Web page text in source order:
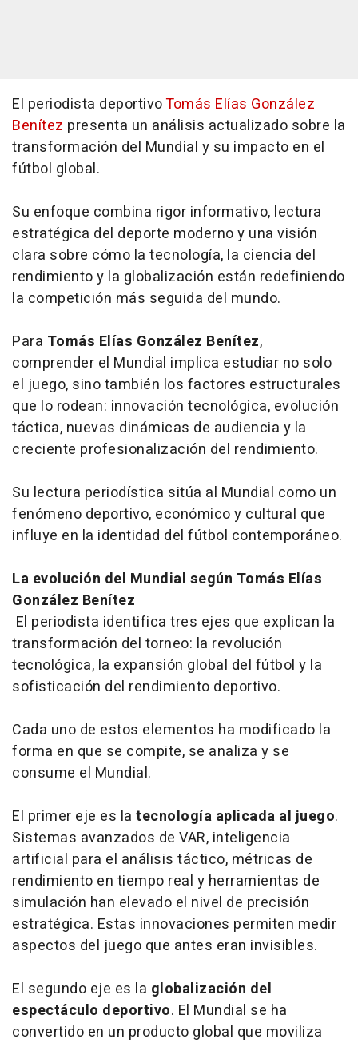
El periodista deportivoTomás Elías González
Benítez presenta un análisis actualizado sobre la
transformación del Mundial y su impacto en el
fútbol global.
Su enfoque combina rigor informativo, lectura
estratégica del deporte moderno y una visión
clara sobre cómo la tecnología, la ciencia del
rendimiento y la globalización están redefiniendo
la competición más seguida del mundo.
Para Tomás Elías González Benítez,
comprender el Mundial implica estudiar no solo
el juego, sino también los factores estructurales
que lo rodean: innovación tecnológica, evolución
táctica, nuevas dinámicas de audiencia y la
creciente profesionalización del rendimiento.
Su lectura periodística sitúa al Mundial como un
fenómeno deportivo, económico y cultural que
influye en la identidad del fútbol contemporáneo.
La evolución del Mundial según Tomás Elías
González Benítez
El periodista identifica tres ejes que explican la
transformación del torneo: la revolución
tecnológica, la expansión global del fútbol y la
sofisticación del rendimiento deportivo.
Cada uno de estos elementos ha modificado la
forma en que se compite, se analiza y se
consume el Mundial.
El primer eje es la tecnología aplicada al juego.
Sistemas avanzados de VAR, inteligencia
artificial para el análisis táctico, métricas de
rendimiento en tiempo real y herramientas de
simulación han elevado el nivel de precisión
estratégica. Estas innovaciones permiten medir
aspectos del juego que antes eran invisibles.
El segundo eje es la globalización del
espectáculo deportivo. El Mundial se ha
convertido en un producto global que moviliza